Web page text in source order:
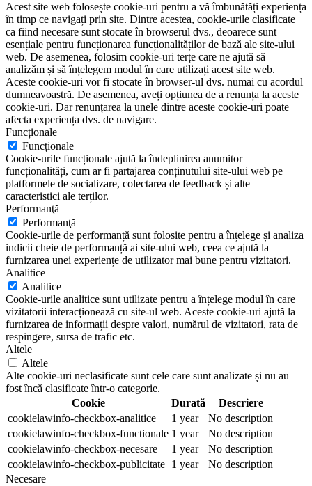
Acest site web folosește cookie-uri pentru a vă îmbunătăți experiența
în timp ce navigați prin site. Dintre acestea, cookie-urile clasificate
ca fiind necesare sunt stocate în browserul dvs., deoarece sunt
esențiale pentru funcționarea funcționalităților de bază ale site-ului
web. De asemenea, folosim cookie-uri terțe care ne ajută să
analizăm și să înțelegem modul în care utilizați acest site web.
Aceste cookie-uri vor fi stocate în browser-ul dvs. numai cu acordul
dumneavoastră. De asemenea, aveți opțiunea de a renunța la aceste
cookie-uri. Dar renunțarea la unele dintre aceste cookie-uri poate
afecta experiența dvs. de navigare.
Funcționale
Funcționale
Cookie-urile funcționale ajută la îndeplinirea anumitor
funcționalități, cum ar fi partajarea conținutului site-ului web pe
platformele de socializare, colectarea de feedback și alte
caracteristici ale terților.
Performanţă
Performanţă
Cookie-urile de performanță sunt folosite pentru a înțelege și analiza
indicii cheie de performanță ai site-ului web, ceea ce ajută la
furnizarea unei experiențe de utilizator mai bune pentru vizitatori.
Analitice
Analitice
Cookie-urile analitice sunt utilizate pentru a înțelege modul în care
vizitatorii interacționează cu site-ul web. Aceste cookie-uri ajută la
furnizarea de informații despre valori, numărul de vizitatori, rata de
respingere, sursa de trafic etc.
Altele
Altele
Alte cookie-uri neclasificate sunt cele care sunt analizate și nu au
fost încă clasificate într-o categorie.
Cookie
Durată
Descriere
cookielawinfo-checkbox-analitice
1 year
No description
cookielawinfo-checkbox-functionale 1 year
No description
cookielawinfo-checkbox-necesare
1 year
No description
cookielawinfo-checkbox-publicitate 1 year
No description
Necesare